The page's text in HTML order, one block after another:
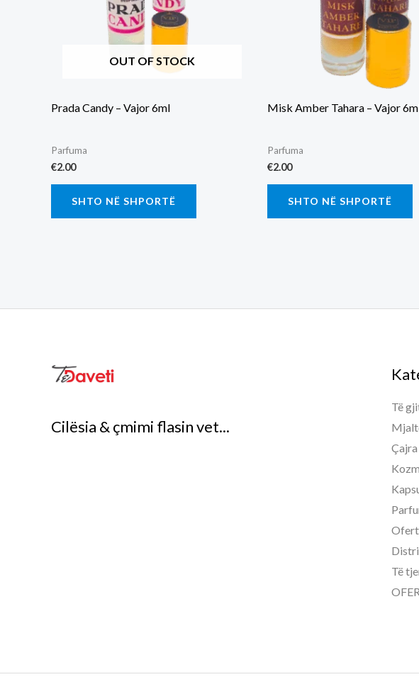
OUT OF STOCK
Prada Candy – Vajor 6ml
Parfuma
€2.00
SHTO NË SHPORTË
Misk Amber Tahara – Vajor
Parfuma
€2.00
SHTO NË SHPORTË
Cilësia & çmimi flasin vet...
Të
Çajra
Të